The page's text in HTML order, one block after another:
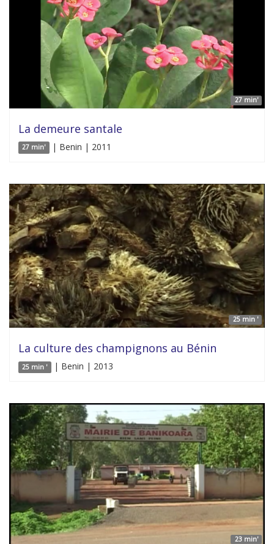
27 min'
La demeure santale
27 min' | Benin | 2011
25 min '
La culture des champignons au Bénin
25 min ' | Benin | 2013
23 min'